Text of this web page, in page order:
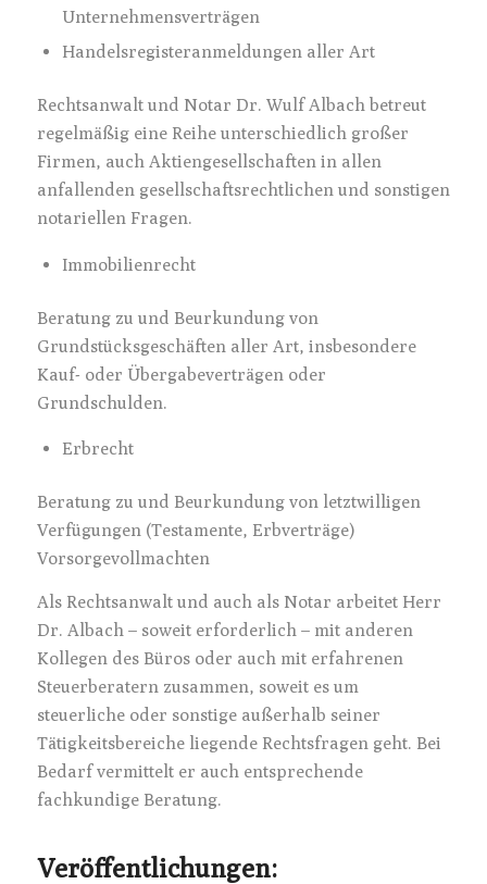
Unternehmensverträgen
Handelsregisteranmeldungen aller Art
Rechtsanwalt und Notar Dr. Wulf Albach betreut
regelmäßig eine Reihe unterschiedlich großer
Firmen, auch Aktiengesellschaften in allen
anfallenden gesellschaftsrechtlichen und sonstigen
notariellen Fragen.
Immobilienrecht
Beratung zu und Beurkundung von
Grundstücksgeschäften aller Art, insbesondere
Kauf- oder Übergabeverträgen oder
Grundschulden.
Erbrecht
Beratung zu und Beurkundung von letztwilligen
Verfügungen (Testamente, Erbverträge)
Vorsorgevollmachten
Als Rechtsanwalt und auch als Notar arbeitet Herr
Dr. Albach – soweit erforderlich – mit anderen
Kollegen des Büros oder auch mit erfahrenen
Steuerberatern zusammen, soweit es um
steuerliche oder sonstige außerhalb seiner
Tätigkeitsbereiche liegende Rechtsfragen geht. Bei
Bedarf vermittelt er auch entsprechende
fachkundige Beratung.
Veröffentlichungen: